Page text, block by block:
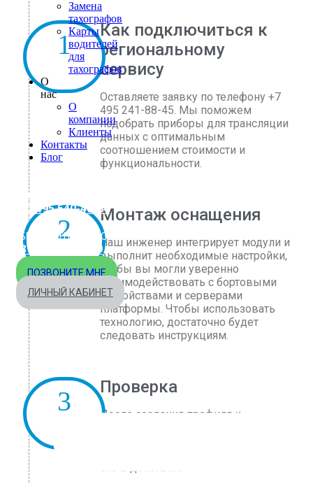
Замена
тахографов
Карты
водителей
для
тахографов
О
нас
О
компании
Клиенты
Контакты
Блог
МОСКВА
+7 495 540-40-84
БЕСПЛАТНО ПО РОССИИ
8 800 333-32-89
ПОЗВОНИТЕ МНЕ
ЛИЧНЫЙ КАБИНЕТ
Как подключиться к
региональному
сервису
Оставляете заявку по телефону +7
495 241-88-45. Мы поможем
подобрать приборы для трансляции
данных с оптимальным
соотношением стоимости и
функциональности.
Монтаж оснащения
Наш инженер интегрирует модули и
выполнит необходимые настройки,
чтобы вы могли уверенно
взаимодействовать с бортовыми
устройствами и серверами
платформы. Чтобы использовать
технологию, достаточно будет
следовать инструкциям.
Проверка
После создания профиля и
его в действии.